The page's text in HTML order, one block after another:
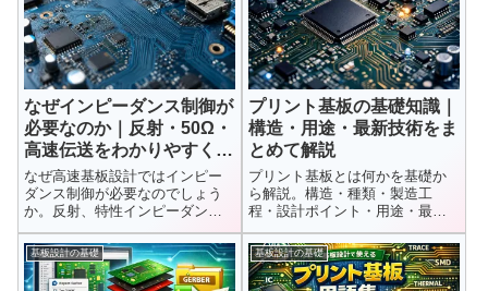
る理由を初心者向けにわかりや
すく解説します。
なぜインピーダンス制御が
必要なのか｜反射・50Ω・
高速伝送をわかりやすく解
説
なぜ高速基板設計ではインピー
ダンス制御が必要なのでしょう
か。反射、特性インピーダン
ス、50Ω、差動配線、リターンパ
スなど、高速伝送で重要になる
PCB設計の基本をわかりやすく
解説します。
プリント基板の基礎知識｜
構造・用途・最新技術をま
とめて解説
プリント基板とは何かを基礎か
ら解説。構造・種類・製造工
程・設計ポイント・用途・最新
技術まで、初心者にもわかりや
すくまとめています。
基板設計の基礎 基板設計の基礎